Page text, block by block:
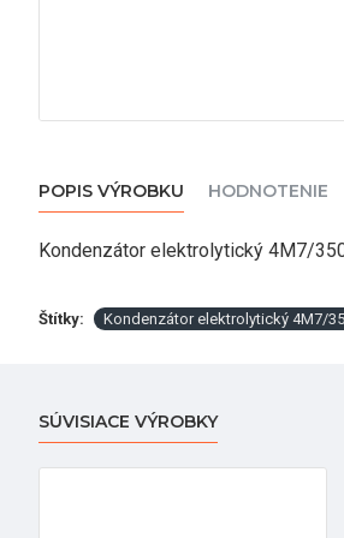
POPIS VÝROBKU HODNOTENIE
Kondenzátor elektrolytický 4M7/
Štítky: Kondenzátor elektrolytický 4M7/
SÚVISIACE VÝROBKY